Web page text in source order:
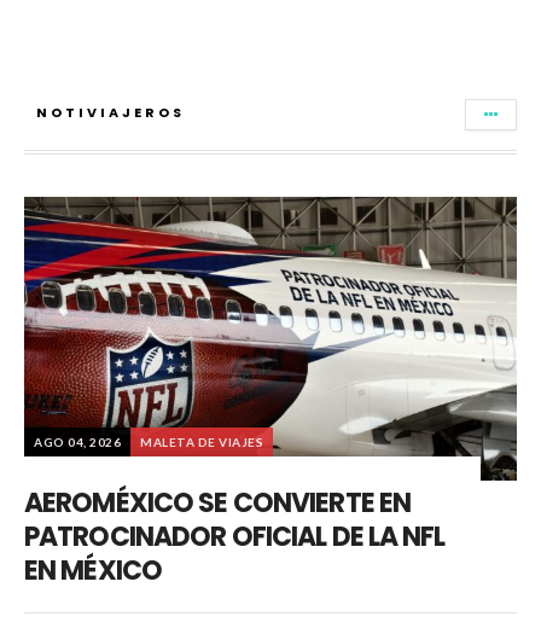
NOTIVIAJEROS
AGO 04, 2026 MALETA DE VIAJES
AEROMÉXICO SE CONVIERTE EN
PATROCINADOR OFICIAL DE LA NFL
EN MÉXICO